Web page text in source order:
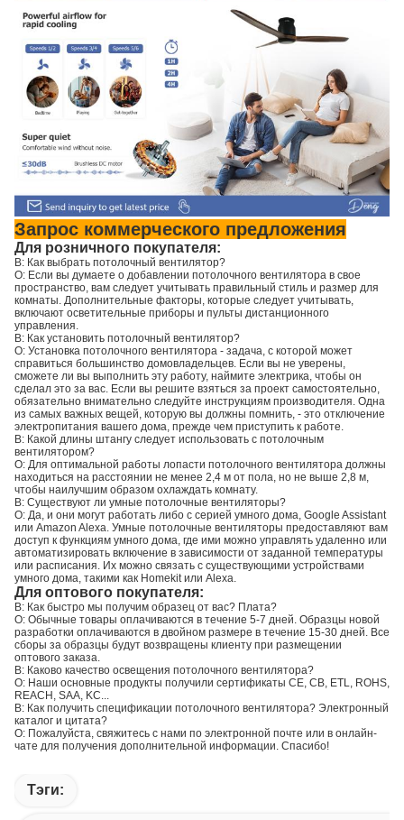
Запрос коммерческого предложения
Для розничного покупателя:
В: Как выбрать потолочный вентилятор?
О: Если вы думаете о добавлении потолочного вентилятора в свое
пространство, вам следует учитывать правильный стиль и размер для
комнаты. Дополнительные факторы, которые следует учитывать,
включают осветительные приборы и пульты дистанционного
управления.
В: Как установить потолочный вентилятор?
О: Установка потолочного вентилятора - задача, с которой может
справиться большинство домовладельцев. Если вы не уверены,
сможете ли вы выполнить эту работу, наймите электрика, чтобы он
сделал это за вас. Если вы решите взяться за проект самостоятельно,
обязательно внимательно следуйте инструкциям производителя. Одна
из самых важных вещей, которую вы должны помнить, - это отключение
электропитания вашего дома, прежде чем приступить к работе.
В: Какой длины штангу следует использовать с потолочным
вентилятором?
О: Для оптимальной работы лопасти потолочного вентилятора должны
находиться на расстоянии не менее 2,4 м от пола, но не выше 2,8 м,
чтобы наилучшим образом охлаждать комнату.
В: Существуют ли умные потолочные вентиляторы?
О: Да, и они могут работать либо с серией умного дома, Google Assistant
или Amazon Alexa. Умные потолочные вентиляторы предоставляют вам
доступ к функциям умного дома, где ими можно управлять удаленно или
автоматизировать включение в зависимости от заданной температуры
или расписания. Их можно связать с существующими устройствами
умного дома, такими как Homekit или Alexa.
Для оптового покупателя:
В: Как быстро мы получим образец от вас? Плата?
О: Обычные товары оплачиваются в течение 5-7 дней. Образцы новой
разработки оплачиваются в двойном размере в течение 15-30 дней. Все
сборы за образцы будут возвращены клиенту при размещении
оптового заказа.
В: Каково качество освещения потолочного вентилятора?
О: Наши основные продукты получили сертификаты CE, CB, ETL, ROHS,
REACH, SAA, KC...
В: Как получить спецификации потолочного вентилятора? Электронный
каталог и цитата?
О: Пожалуйста, свяжитесь с нами по электронной почте или в онлайн-
чате для получения дополнительной информации. Спасибо!
Тэги: